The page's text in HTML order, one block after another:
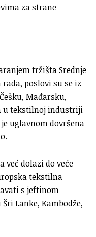
za strane
tržišta Srednje
poslovi su se iz
Mađarsku,
u tekstilnoj industriji
je uglavnom dovršena
već dolazi do veće
tekstilna
s jeftinom
Lanke, Kambodže,